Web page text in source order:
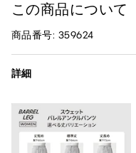
この商品について
商品番号: 359624
詳細